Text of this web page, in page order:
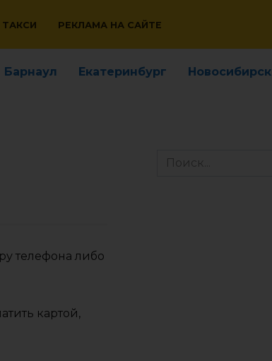
РЕКЛАМА НА САЙТЕ
Барнаул Екатеринбург Новосибирск
телефона либо
картой,
Search